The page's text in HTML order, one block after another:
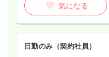
気になる
日勤のみ（契約社員）